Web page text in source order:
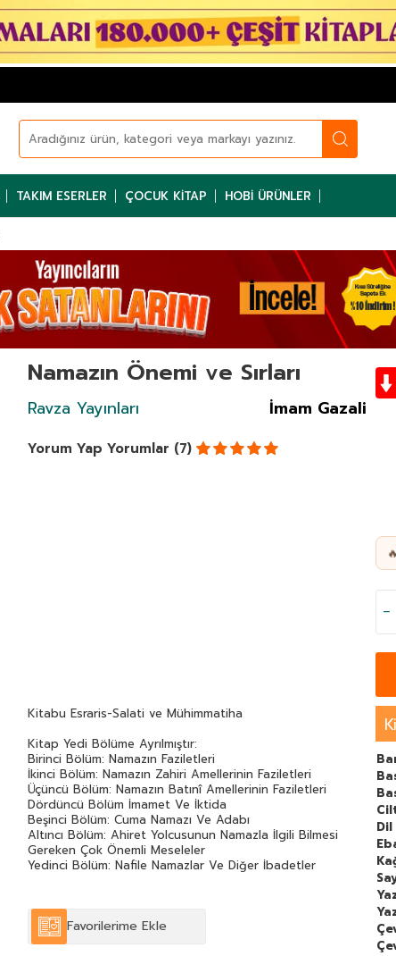
TAKIM ESERLER ÇOCUK KITAP HOBI ÜRÜNLER
Namazın Önemi ve Sırları
Ravza Yayınları İmam Gazali
Yorum Yap Yorumlar (7)
🔥
Kitabu Esraris-Salati ve Mühimmatiha
Kitap Yedi Bölüme Ayrılmıştır:
Birinci Bölüm: Namazın Faziletleri
İkinci Bölüm: Namazın Zahiri Amellerinin Faziletleri
Üçüncü Bölüm: Namazın Batınî Amellerinin Faziletleri
Dördüncü Bölüm İmamet Ve İktida
Beşinci Bölüm: Cuma Namazı Ve Adabı
Altıncı Bölüm: Ahiret Yolcusunun Namazla İlgili Bilmesi
Gereken Çok Önemli Meseleler
Yedinci Bölüm: Nafile Namazlar Ve Diğer İbadetler
Dil
Favorilerime Ekle